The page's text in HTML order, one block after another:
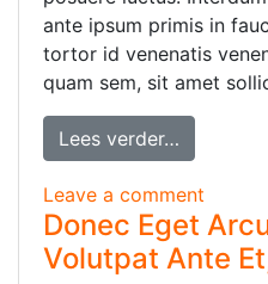
ante ipsum primis in
tortor id venenatis
quam sem, sit amet
Lees verder…
Leave a comment
Donec Eget
Volutpat Ante